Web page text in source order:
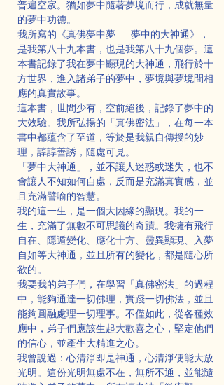
普遍空寂。猶如夢中隨著夢境而行，成就無量
的夢中功德。
我所寫的《真佛夢中夢——夢中的大神通》，
是我第八十九本書，也是我第八十九個夢。這
本書記錄了我在夢中顯現的大神通，飛行於十
方世界，進入諸弟子的夢中，夢境與夢境間相
應的真實故事。
這本書，世間少有，空前絕後，記錄了夢中的
大效驗。我所弘揚的「真佛密法」，在每一本
書中都蘊含了至道，等於是我親自傳授的妙
理，諄諄善誘，隨處可見。
「夢中大神通」，並不讓人迷惑或迷失，也不
會讓人不知如何自處，反而是充滿真實感，並
且充滿譬喻的智慧。
我的這一生，是一個大因緣的顯現。我的一
生，充滿了無數不可思議的奇蹟。我擁有飛行
自在、隱遁變化、應化十方、靈異顯現、入夢
自如等大神通，並且所有的變化，都是隨心所
欲的。
我要我的弟子們，在學習「真佛密法」的過程
中，能夠通達一切佛理，實踐一切佛法，並且
能夠圓融處理一切理事。不僅如此，從各種效
應中，弟子們應該生起大歡喜之心，堅定他們
的信心，並產生大精進之心。
我曾說過：心清淨即是神通，心清淨便能大放
光明。這份光明無處不在，無所不通，並能隨